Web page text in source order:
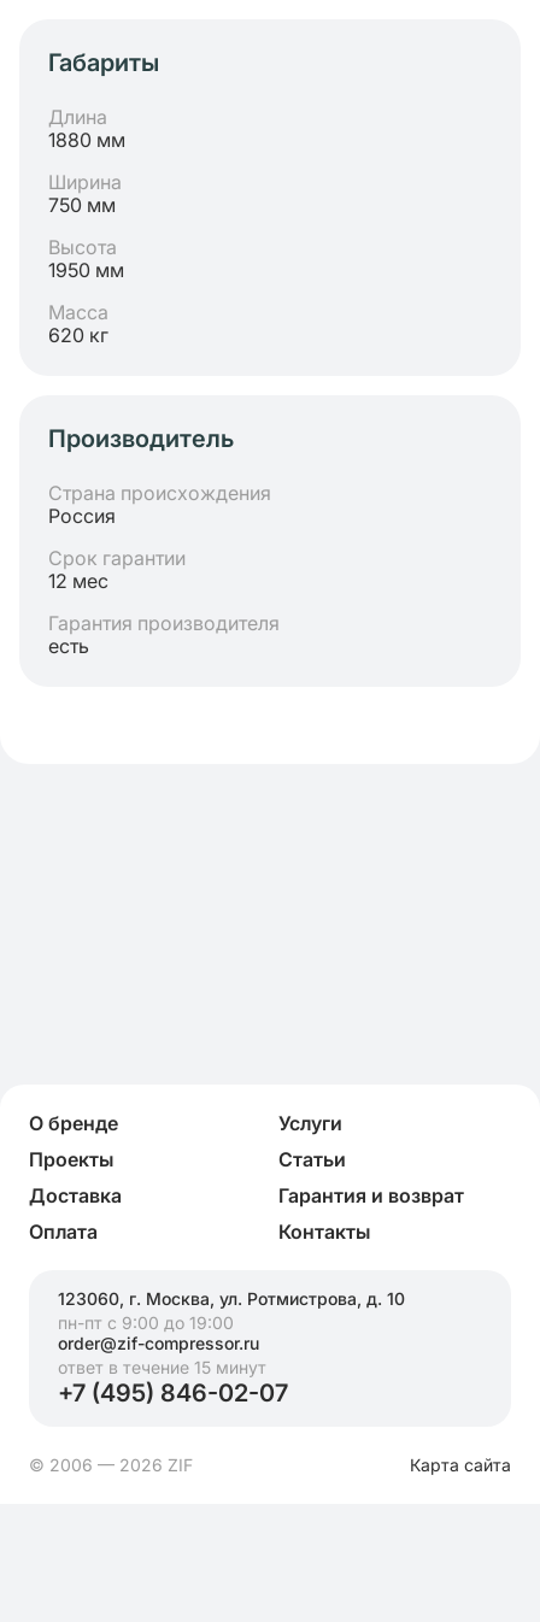
Габариты
Длина
1880 мм
Ширина
750 мм
Высота
1950 мм
Масса
620 кг
Производитель
Страна происхождения
Россия
Срок гарантии
12 мес
Гарантия производителя
есть
О бренде
Услуги
Проекты
Статьи
Доставка
Гарантия и возврат
Оплата
Контакты
123060, г. Москва, ул. Ротмистрова, д. 10
пн-пт с 9:00 до 19:00
order@zif-compressor.ru
ответ в течение 15 минут
+7 (495) 846-02-07
© 2006 — 2026 ZIF Карта сайта